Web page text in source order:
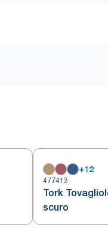
+12
477413
Tork
scuro